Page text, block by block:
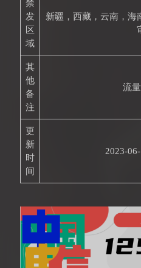
禁
发
区
域
新疆，西藏，云南，海
其
他
备
注
流
更
新
时
间
2023-